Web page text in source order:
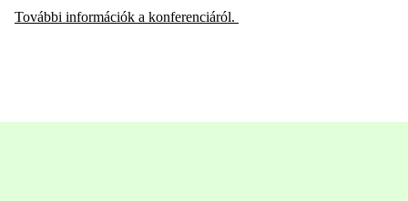
További információk a konferenciáról.